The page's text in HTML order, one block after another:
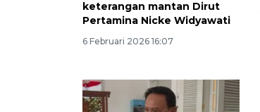
keterangan mantan Dirut
Pertamina Nicke Widyawati
6 Februari 2026 16:07